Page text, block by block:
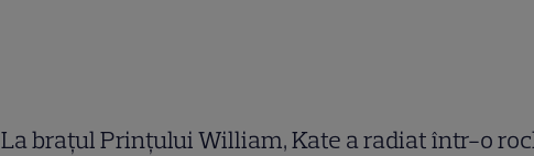
La brațul Prințului William, Kate a radiat într-o